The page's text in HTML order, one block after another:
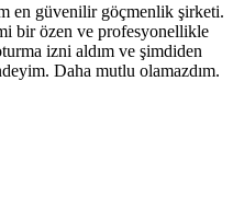
en güvenilir göçmenlik şirketi.
bir özen ve profesyonellikle
izni aldım ve şimdiden
Daha mutlu olamazdım.